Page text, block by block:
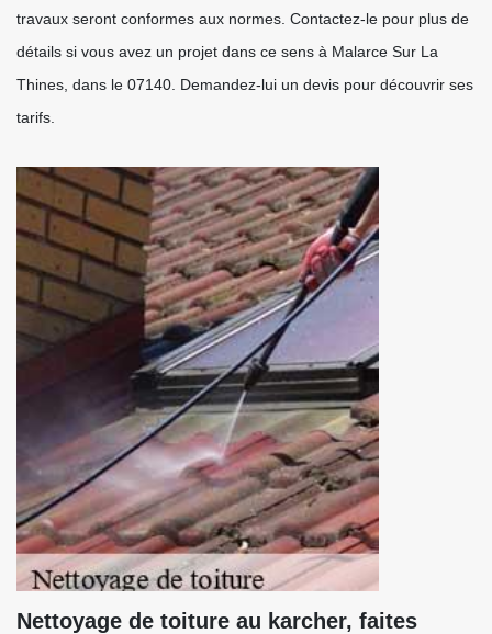
travaux seront conformes aux normes. Contactez-le pour plus de
détails si vous avez un projet dans ce sens à Malarce Sur La
Thines, dans le 07140. Demandez-lui un devis pour découvrir ses
tarifs.
Nettoyage de toiture au karcher, faites